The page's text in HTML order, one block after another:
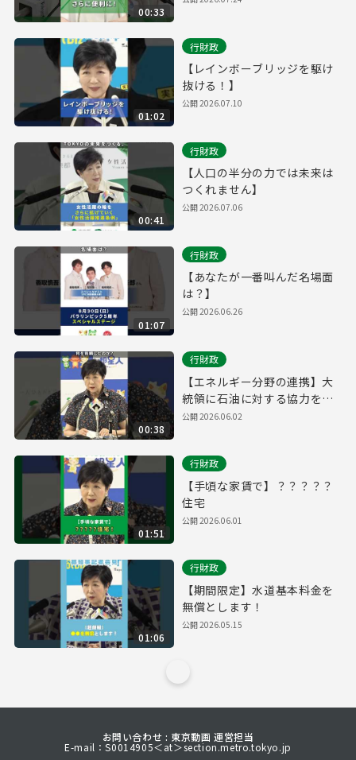
00:33
01:02
行財政
【レインボーブリッジを駆け
抜ける！】
公開2026.07.10
00:41
行財政
【人口の半分の力では未来は
つくれません】
公開2026.07.06
01:07
行財政
【あなたが一番叫んだ名場面
は？】
公開2026.06.26
00:38
行財政
【エネルギー分野の連携】大
統領に石油に対する協力を依
頼
公開2026.06.02
01:51
行財政
【手頃な家賃で】？？？？？
住宅
公開2026.06.01
01:06
行財政
【期間限定】水道基本料金を
無償とします！
公開2026.05.15
お問い合わせ : 東京動画 運営担当
E-mail：S0014905＜at＞section.metro.tokyo.jp